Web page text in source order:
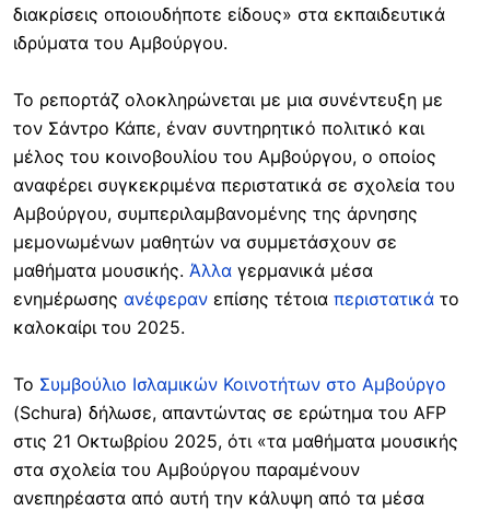
διακρίσεις οποιουδήποτε είδους» στα εκπαιδευτικά
ιδρύματα του Αμβούργου.
Το ρεπορτάζ ολοκληρώνεται με μια συνέντευξη με
τον Σάντρο Κάπε, έναν συντηρητικό πολιτικό και
μέλος του κοινοβουλίου του Αμβούργου, ο οποίος
αναφέρει συγκεκριμένα περιστατικά σε σχολεία του
Αμβούργου, συμπεριλαμβανομένης της άρνησης
μεμονωμένων μαθητών να συμμετάσχουν σε
μαθήματα μουσικής. Άλλα γερμανικά μέσα
ενημέρωσης ανέφεραν επίσης τέτοια περιστατικά το
καλοκαίρι του 2025.
Το Συμβούλιο Ισλαμικών Κοινοτήτων στο Αμβούργο
(Schura) δήλωσε, απαντώντας σε ερώτημα του AFP
στις 21 Οκτωβρίου 2025, ότι «τα μαθήματα μουσικής
στα σχολεία του Αμβούργου παραμένουν
ανεπηρέαστα από αυτή την κάλυψη από τα μέσα